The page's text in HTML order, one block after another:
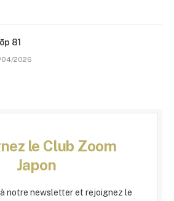
81
2026
le Club Zoom
Japon
notre newsletter et rejoignez le